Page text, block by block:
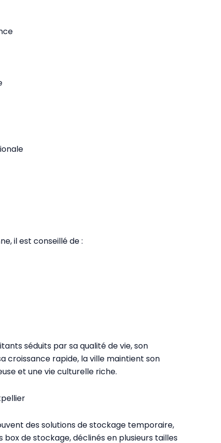
il est conseillé de :
séduits par sa qualité de vie, son
croissance rapide, la ville maintient son
et une vie culturelle riche.
des solutions de stockage temporaire,
de stockage, déclinés en plusieurs tailles